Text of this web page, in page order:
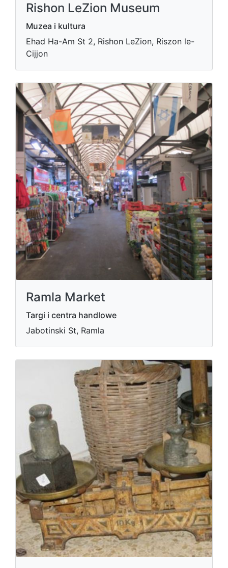
Rishon LeZion Museum
Muzea i kultura
Ehad Ha-Am St 2, Rishon LeZion, Riszon le-
Cijjon
Ramla Market
Targi i centra handlowe
Jabotinski St, Ramla